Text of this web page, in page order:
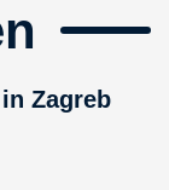
Zagreb